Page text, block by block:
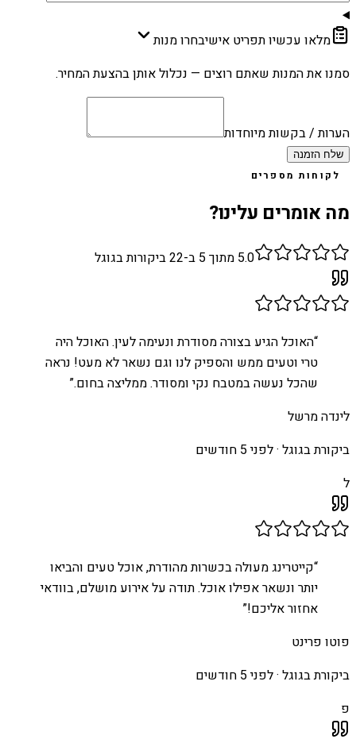
מלאו עכשיו תפריט אישיבחרו מנות
סמנו את המנות שאתם רוצים — נכלול אותן בהצעת המחיר.
הערות / בקשות מיוחדות
שלח הזמנה
לקוחות מספרים
מה אומרים עלינו?
5.0 מתוך 5 ב- 22ביקורות בגוגל
“האוכל הגיע בצורה מסודרת ונעימה לעין. האוכל היה
טרי וטעים ממש והספיק לנו וגם נשאר לא מעט! נראה
שהכל נעשה במטבח נקי ומסודר. ממליצה בחום.”
לינדה מרשל
ביקורת בגוגל ·לפני 5 חודשים
ל
“קייטרינג מעולה בכשרות מהודרת, אוכל טעים והביאו
יותר ונשאר אפילו אוכל. תודה על אירוע מושלם, בוודאי
אחזור אליכם!”
פוטו פרינט
ביקורת בגוגל ·לפני 5 חודשים
פ